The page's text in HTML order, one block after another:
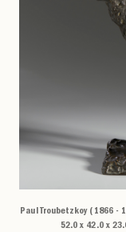
Paul Troubetzkoy (1866 -
52.0 x 42.0 x